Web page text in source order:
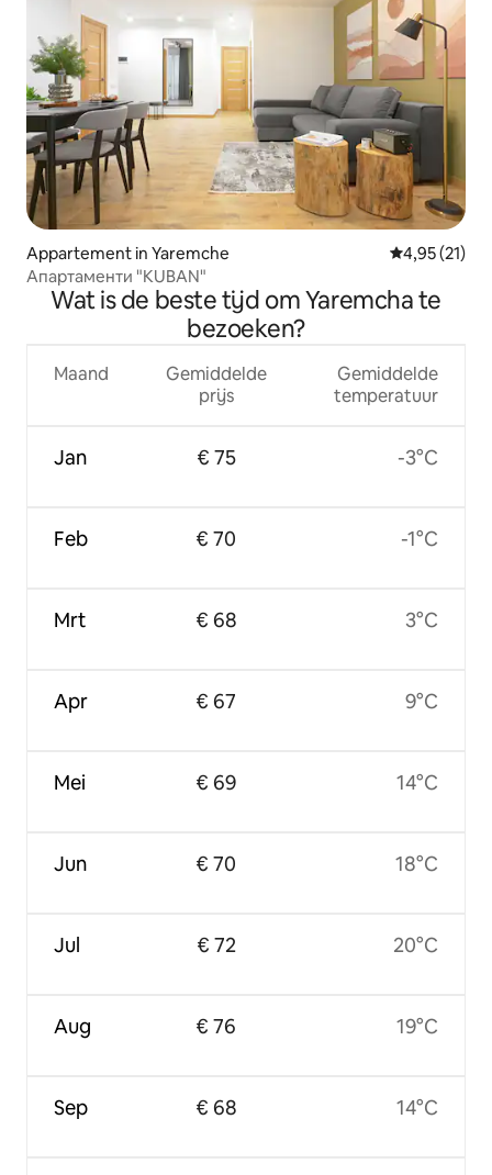
Appartement in Yaremche Gemiddelde
4,95 (21)
Апартаменти "KUBAN"
Wat is de beste tijd om Yaremcha te
bezoeken?
Maand
Jan
Feb
Mrt
Apr
Mei
Jun
Jul
Aug
Sep
Gemiddelde
prijs
€ 75
€ 70
€ 68
€ 67
€ 69
€ 70
€ 72
€ 76
€ 68
Gemiddelde
temperatuur
-3°C
-1°C
3°C
9°C
14°C
18°C
20°C
19°C
14°C